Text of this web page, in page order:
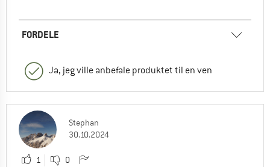
FORDELE
Ja, jeg ville anbefale produktet til en ven
Stephan
30.10.2024
1 0